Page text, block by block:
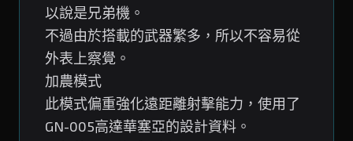
以說是兄弟機。
不過由於搭載的武器繁多，所以不容易從
外表上察覺。
加農模式
此模式偏重強化遠距離射擊能力，使用了
GN-005高達華塞亞的設計資料。